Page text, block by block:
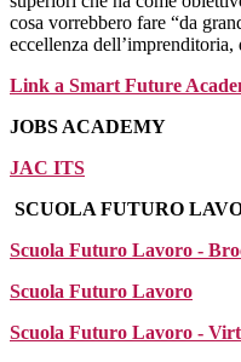
cosa vorrebbero fare “da
eccellenza dell’imprenditoria,
Link a Smart Future
JOBS ACADEMY
JAC ITS
SCUOLA FUTURO
Scuola Futuro Lavoro -
Scuola Futuro Lavoro
Scuola Futuro Lavoro -